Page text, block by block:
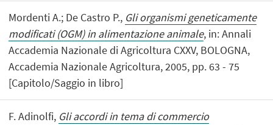
Mordenti A.; De Castro P., Gli organismi geneticamente
modificati (OGM) in alimentazione animale, in: Annali
Accademia Nazionale di Agricoltura CXXV, BOLOGNA,
Accademia Nazionale Agricoltura, 2005, pp. 63 - 75
[Capitolo/Saggio in libro]
F. Adinolfi, Gli accordi in tema di commercio